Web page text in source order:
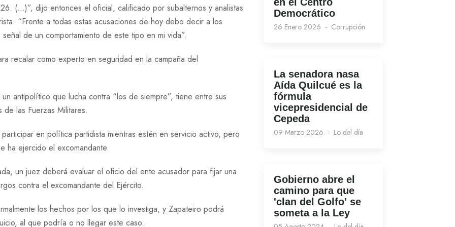
(...)”, dijo entonces el oficial, calificado por subalternos y analistas
“Frente a todas estas acusaciones de hoy debo decir a los
de un comportamiento de este tipo en mi vida”.
recalar como experto en seguridad en la campaña del
antipolítico que lucha contra “los de siempre”, tiene entre sus
las Fuerzas Militares.
en política partidista mientras estén en servicio activo, pero
ha ejercido el excomandante.
un juez deberá evaluar el oficio del ente acusador para fijar una
contra el excomandante del Ejército.
los hechos por los que lo investiga, y Zapateiro podrá
al que podría o no llegar este caso.
Democrático
26 Enero 2026 Corrupción
La senadora nasa
Aída Quilcué es la
fórmula
vicepresidencial de
Cepeda
09 Marzo 2026 Lo del día
Gobierno abre el
camino para que
'clan del Golfo' se
someta a la Ley